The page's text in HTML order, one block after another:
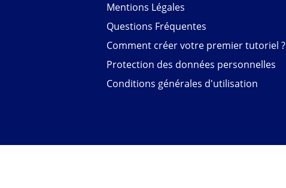
Mentions Légales
Questions Fréquentes
Comment créer votre premier tutoriel ?
Protection des données personnelles
Conditions générales d'utilisation